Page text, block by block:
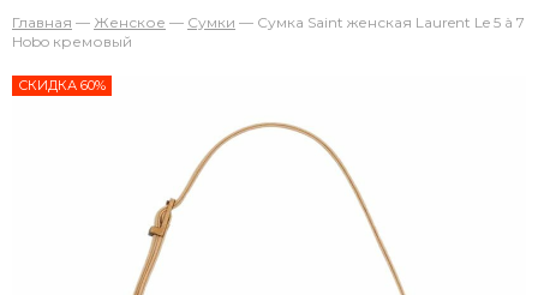
Главная — Женское — Сумки — Сумка Saint женская Laurent Le 5 à 7
Hobo кремовый
СКИДКА 60%